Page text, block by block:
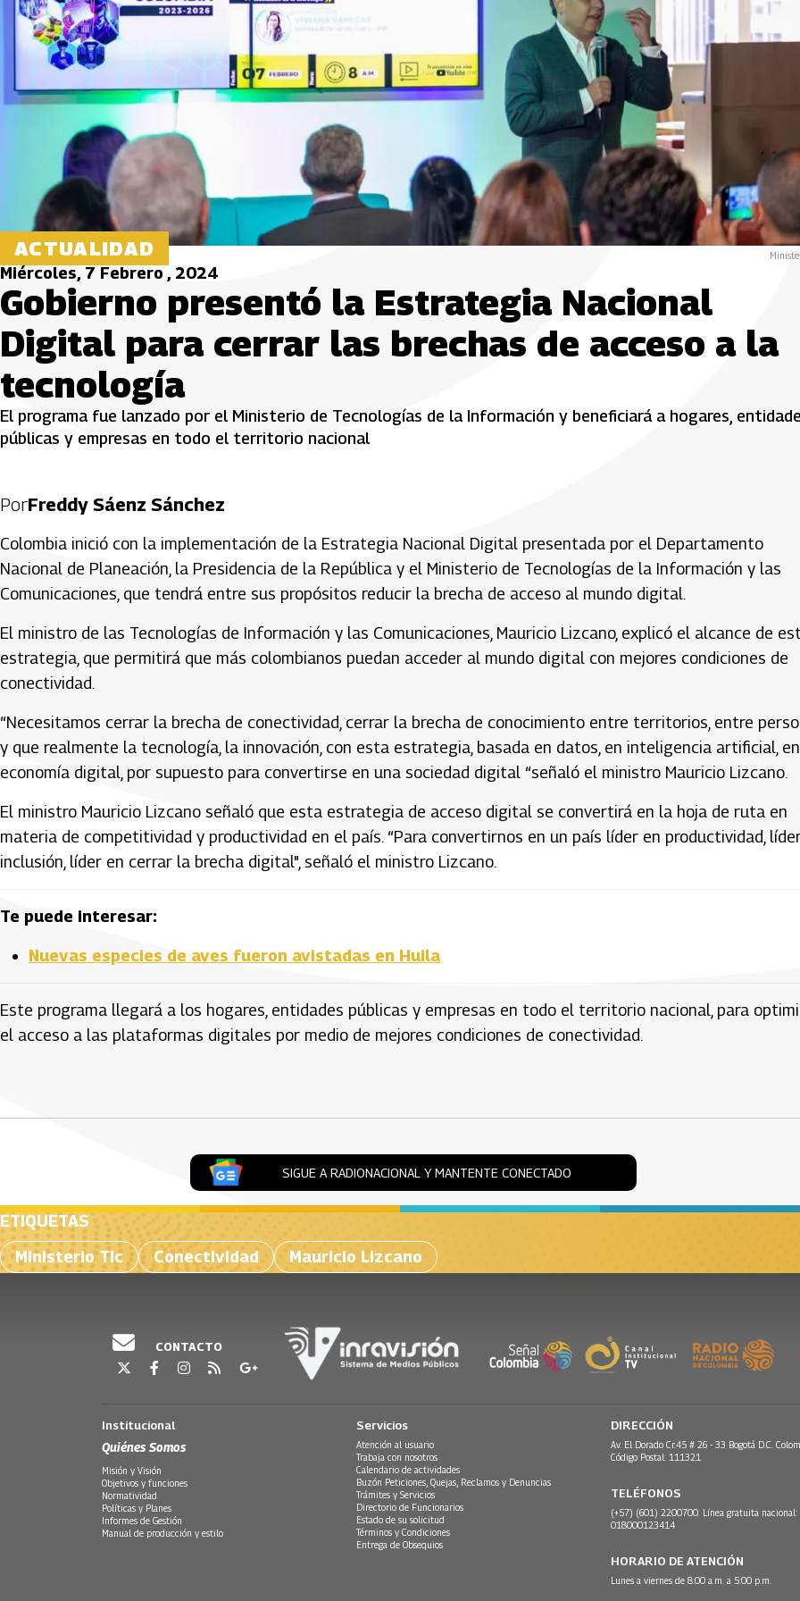
ACTUALIDAD
Miércoles, 7 Febrero , 2024
Gobierno presentó la Estrategia Nacional
Digital para cerrar las brechas de acceso a la
tecnología
El programa fue lanzado por el Ministerio de Tecnologías de la Información y beneficiará a hogares,
públicas y empresas en todo el territorio nacional
PorFreddy Sáenz Sánchez
Colombia inició con la implementación de la Estrategia Nacional Digital presentada por el Departamento
Nacional de Planeación, la Presidencia de la República y el Ministerio de Tecnologías de la Información y las
Comunicaciones, que tendrá entre sus propósitos reducir la brecha de acceso al mundo digital.
El ministro de las Tecnologías de Información y las Comunicaciones, Mauricio Lizcano, explicó el alcance de
estrategia, que permitirá que más colombianos puedan acceder al mundo digital con mejores condiciones de
conectividad.
“Necesitamos cerrar la brecha de conectividad, cerrar la brecha de conocimiento entre territorios, entre
y que realmente la tecnología, la innovación, con esta estrategia, basada en datos, en inteligencia artificial, en
economía digital, por supuesto para convertirse en una sociedad digital “señaló el ministro Mauricio Lizcano.
El ministro Mauricio Lizcano señaló que esta estrategia de acceso digital se convertirá en la hoja de ruta en
materia de competitividad y productividad en el país. “Para convertirnos en un país líder en productividad,
inclusión, líder en cerrar la brecha digital", señaló el ministro Lizcano.
Te puede interesar:
Nuevas especies de aves fueron avistadas en Huila
Este programa llegará a los hogares, entidades públicas y empresas en todo el territorio nacional, para
el acceso a las plataformas digitales por medio de mejores condiciones de conectividad.
SIGUE A RADIONACIONAL Y MANTENTE CONECTADO
ETIQUETAS
Ministerio Tic
Conectividad Mauricio Lizcano
CONTACTO
Institucional
Quiénes Somos
Misión y Visión
Objetivos y funciones
Normatividad
Políticas y Planes
Informes de Gestión
Manual de producción y estilo
Servicios
Atención al usuario
Trabaja con nosotros
Calendario de actividades
Buzón Peticiones, Quejas, Reclamos y Denuncias
Trámites y Servicios
Directorio de Funcionarios
Estado de su solicitud
Términos y Condiciones
Entrega de Obsequios
DIRECCIÓN
Av. El Dorado Cr.45 # 26 - 33 Bogotá D.C.
Código Postal: 111321
TELÉFONOS
(+57) (601) 2200700. Línea gratuita nacional:
018000123414
HORARIO DE ATENCIÓN
Lunes a viernes de 8:00 a.m. a 5:00 p.m.